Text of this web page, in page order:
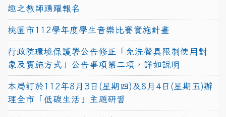
趣之教師踴躍報名
桃園市112學年度學生音樂比賽實施計畫
行政院環境保護署公告修正「免洗餐具限制使用對
象及實施方式」公告事項第二項，詳如說明
本局訂於112年8月3日(星期四)及8月4日(星期五)辦
理全市「低碳生活」主題研習